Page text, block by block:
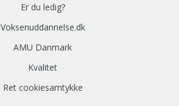
Er du ledig?
Voksenuddannelse.dk
AMU Danmark
Kvalitet
Ret cookiesamtykke